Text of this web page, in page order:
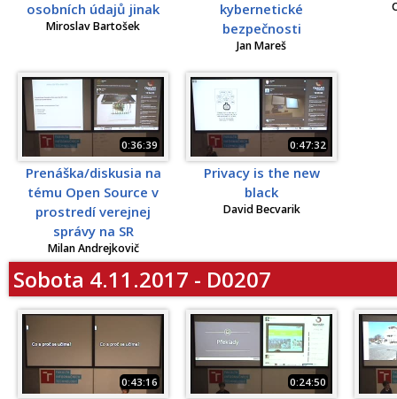
osobních údajů jinak
Miroslav Bartošek
kybernetické
bezpečnosti
Jan Mareš
0:36:39
Prenáška/diskusia na
tému Open Source v
prostredí verejnej
správy na SR
Milan Andrejkovič
0:47:32
Privacy is the new
black
David Becvarik
Sobota 4.11.2017 - D0207
0:43:16 0:24:50